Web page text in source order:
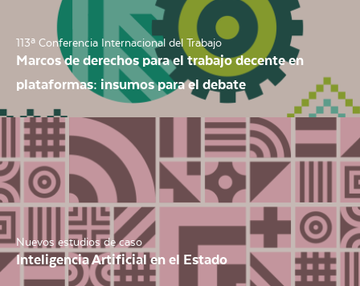
113ª Conferencia Internacional del Trabajo
Marcos de derechos para el trabajo decente en
plataformas: insumos para el debate
Nuevos estudios de caso
Inteligencia Artificial en el Estado